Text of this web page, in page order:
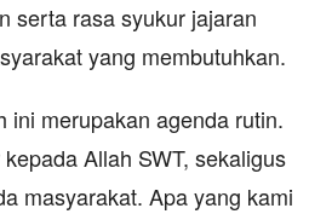
serta rasa syukur jajaran
yang membutuhkan.
ini merupakan agenda rutin.
Allah SWT, sekaligus
masyarakat. Apa yang kami